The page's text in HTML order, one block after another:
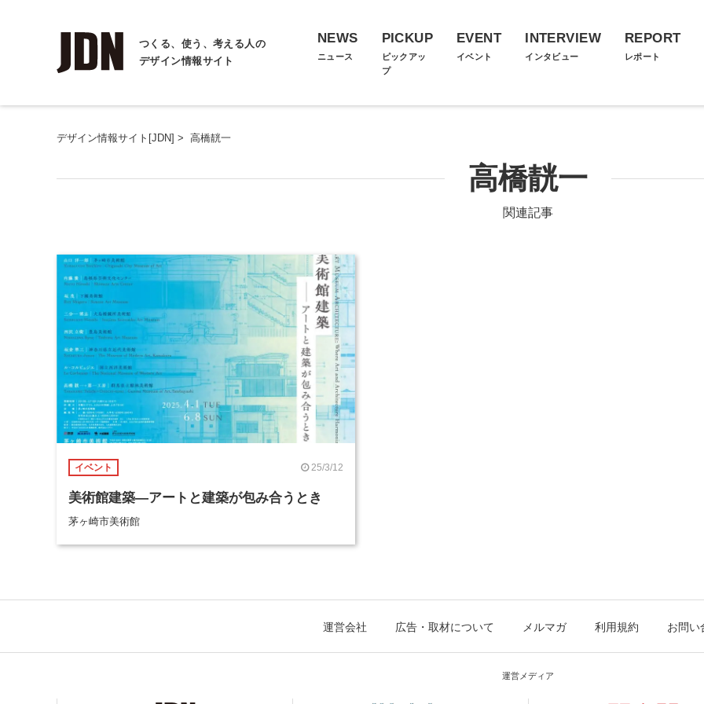
つくる、使う、考える人の
デザイン情報サイト
NEWS
ニュース
PICKUP
ピックアッ
プ
EVENT
イベント
INTERVIEW
インタビュー
REPORT
レポート
デザイン情報サイト[JDN] > 高橋靗一
高橋靗一
関連記事
イベント 25/3/12
美術館建築―アートと建築が包み合うとき
茅ヶ崎市美術館
運営会社 広告・取材について メルマガ 利用規約 お問い
運営メディア